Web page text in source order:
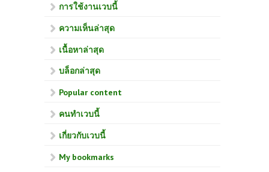
การใช้งานเวบนี้
ความเห็นล่าสุด
เนื้อหาล่าสุด
บล็อกล่าสุด
Popular content
คนทำเวบนี้
เกี่ยวกับเวบนี้
My bookmarks